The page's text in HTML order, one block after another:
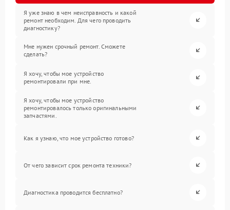
Я уже знаю в чем неисправность и какой
ремонт необходим. Для чего проводить
диагностику?
Мне нужен срочный ремонт. Сможете
сделать?
Я хочу, чтобы мое устройство
ремонтировали при мне.
Я хочу, чтобы мое устройство
ремонтировалось только оригинальными
запчастями.
Как я узнаю, что мое устройство готово?
От чего зависит срок ремонта техники?
Диагностика проводится бесплатно?